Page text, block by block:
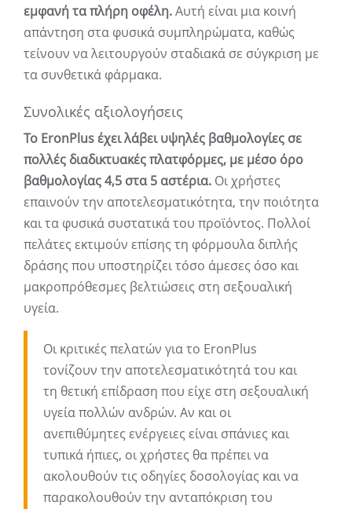
εμφανή τα πλήρη οφέλη.Αυτή είναι μια κοινή
απάντηση στα φυσικά συμπληρώματα, καθώς
τείνουν να λειτουργούν σταδιακά σε σύγκριση με
τα συνθετικά φάρμακα.
Συνολικές αξιολογήσεις
Το EronPlus έχει λάβει υψηλές βαθμολογίες σε
πολλές διαδικτυακές πλατφόρμες, με μέσο όρο
βαθμολογίας 4,5 στα 5 αστέρια. Οι χρήστες
επαινούν την αποτελεσματικότητα, την ποιότητα
και τα φυσικά συστατικά του προϊόντος. Πολλοί
πελάτες εκτιμούν επίσης τη φόρμουλα διπλής
δράσης που υποστηρίζει τόσο άμεσες όσο και
μακροπρόθεσμες βελτιώσεις στη σεξουαλική
υγεία.
Οι κριτικές πελατών για το EronPlus
τονίζουν την αποτελεσματικότητά του και
τη θετική επίδραση που είχε στη σεξουαλική
υγεία πολλών ανδρών. Αν και οι
ανεπιθύμητες ενέργειες είναι σπάνιες και
τυπικά ήπιες, οι χρήστες θα πρέπει να
ακολουθούν τις οδηγίες δοσολογίας και να
παρακολουθούν την ανταπόκριση του